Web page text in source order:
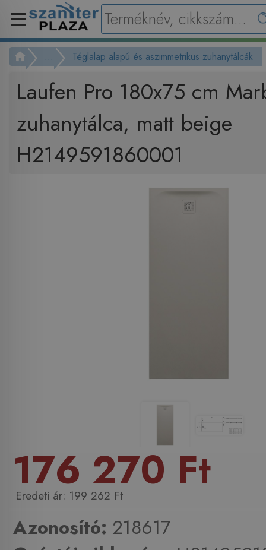
... Téglalap alapú és aszimmetrikus zuhanytálcák
Laufen Pro 180x75 cm
zuhanytálca, matt beige
H2149591860001
176 270 Ft
199 262 Ft
Azonosító: 218617